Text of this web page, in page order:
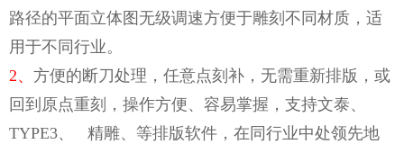
路径的平面立体图无级调速方便于雕刻不同材质，适
用于不同行业。
2、 方便的断刀处理，任意点刻补，无需重新排版，或
回到原点重刻，操作方便、容易掌握，支持文泰、
TYPE3、 精雕、等排版软件，在同行业中处领先地